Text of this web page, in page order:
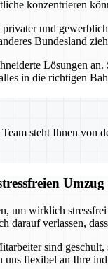
konzentrieren
und
Bundesland
Lösungen
in die richtigen
steht Ihnen
Umzug
um wirklich
darauf verlassen,
sind
flexibel an Ihre